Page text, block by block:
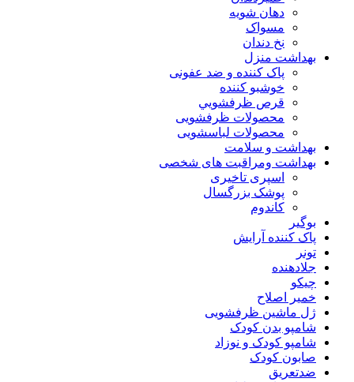
دهان شویه
مسواک
نخ دندان
بهداشت منزل
پاک کننده و ضد عفونی
خوشبو کننده
قرص ظرفشويي
محصولات ظرفشویی
محصولات لباسشویی
بهداشت و سلامت
بهداشت ومراقبت های شخصی
اسپری تاخیری
پوشک بزرگسال
کاندوم
بوگیر
پاک کننده آرایش
تونر
جلادهنده
چیکو
خمیر اصلاح
ژل ماشین ظرفشویی
شامپو بدن کودک
شامپو کودک و نوزاد
صابون کودک
ضدتعریق